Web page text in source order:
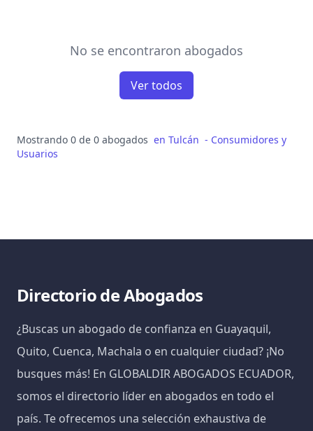
No se encontraron abogados
Ver todos
Mostrando 0 de 0 abogados en Tulcán - Consumidores y
Usuarios
Directorio de Abogados
¿Buscas un abogado de confianza en Guayaquil,
Quito, Cuenca, Machala o en cualquier ciudad? ¡No
busques más! En GLOBALDIR ABOGADOS ECUADOR,
somos el directorio líder en abogados en todo el
país. Te ofrecemos una selección exhaustiva de